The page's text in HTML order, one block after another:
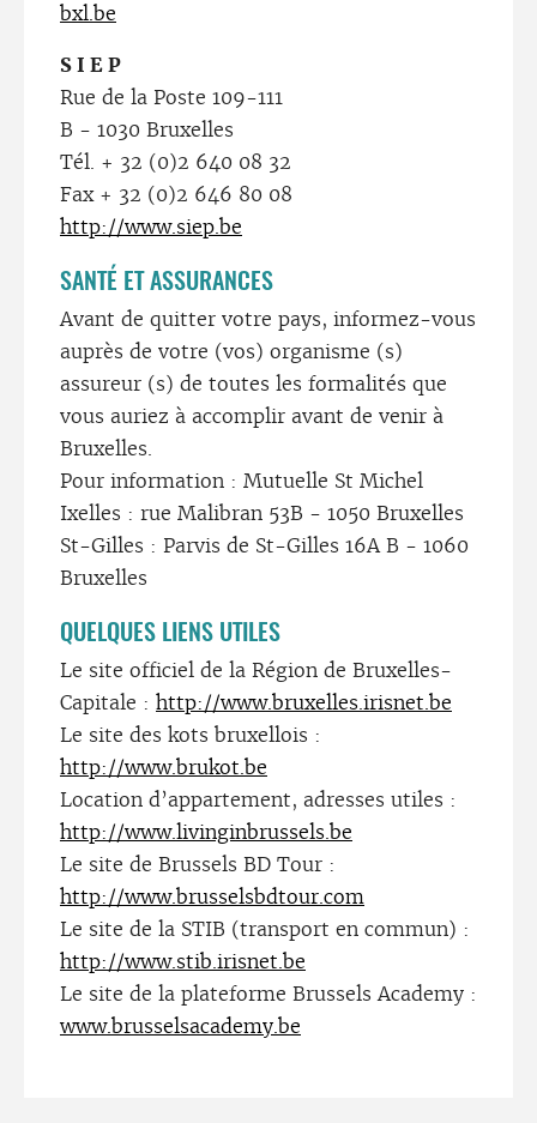
bxl.be
S I E P
Rue de la Poste 109-111
B - 1030 Bruxelles
Tél. + 32 (0)2 640 08 32
Fax + 32 (0)2 646 80 08
http://www.siep.be
SANTÉ ET ASSURANCES
Avant de quitter votre pays, informez-vous
auprès de votre (vos) organisme (s)
assureur (s) de toutes les formalités que
vous auriez à accomplir avant de venir à
Bruxelles.
Pour information : Mutuelle St Michel
Ixelles : rue Malibran 53B - 1050 Bruxelles
St-Gilles : Parvis de St-Gilles 16A B - 1060
Bruxelles
QUELQUES LIENS UTILES
Le site officiel de la Région de Bruxelles-
Capitale : http://www.bruxelles.irisnet.be
Le site des kots bruxellois :
http://www.brukot.be
Location d’appartement, adresses utiles :
http://www.livinginbrussels.be
Le site de Brussels BD Tour :
http://www.brusselsbdtour.com
Le site de la STIB (transport en commun) :
http://www.stib.irisnet.be
Le site de la plateforme Brussels Academy :
www.brusselsacademy.be